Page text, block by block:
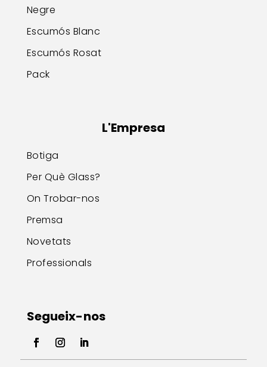
Negre
Escumós Blanc
Escumós Rosat
Pack
L'Empresa
Botiga
Per Què Glass?
On Trobar-nos
Premsa
Novetats
Professionals
Segueix-nos